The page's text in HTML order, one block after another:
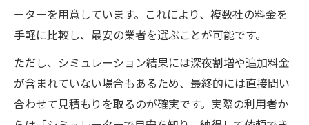
ーターを用意しています。これにより、複数社の料金を
手軽に比較し、最安の業者を選ぶことが可能です。
ただし、シミュレーション結果には深夜割増や追加料金
が含まれていない場合もあるため、最終的には直接問い
合わせて見積もりを取るのが確実です。実際の利用者か